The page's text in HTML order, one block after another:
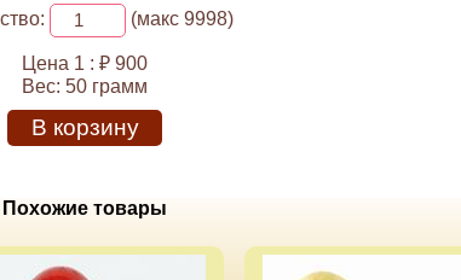
(макс 9998)
Цена 1 : ₽ 900
Вес: 50 грамм
В корзину
Похожие товары